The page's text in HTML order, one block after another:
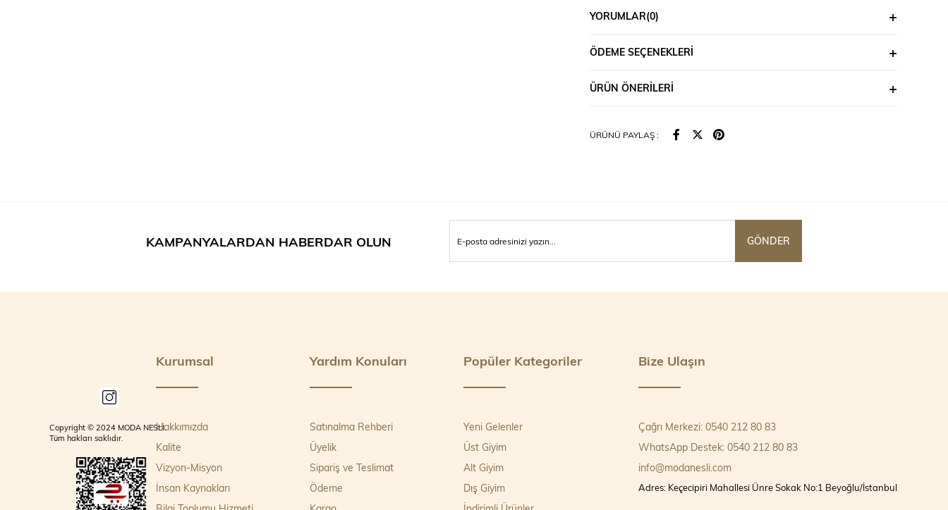
YORUMLAR(0)
ÖDEME SEÇENEKLERI
ÜRÜN ÖNERILERI
ÜRÜNÜ PAYLAŞ :
KAMPANYALARDAN HABERDAR OLUN GÖNDER
Kurumsal
Hakkımızda
Kalite
Vizyon-Misyon
İnsan Kaynakları
Yardım Konuları
Satınalma Rehberi
Üyelik
Sipariş ve Teslimat
Ödeme
Popüler Kategoriler
Yeni Gelenler
Üst Giyim
Alt Giyim
Dış Giyim
Bize Ulaşın
Çağrı Merkezi: 0540 212 80 83
WhatsApp Destek: 0540 212 80 83
info@modanesli.com
Adres: Keçecipiri Mahallesi Ünre Sokak No:1 Beyoğlu/İstanbul
Copyright © 2024 MODA NESLİ.
Tüm hakları saklıdır.